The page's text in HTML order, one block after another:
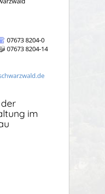
07673 8204-0
07673 8204-14
im